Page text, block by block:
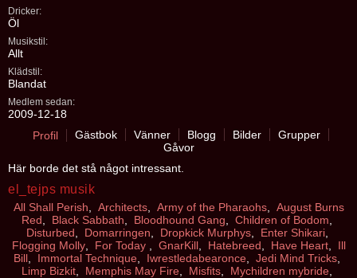
Dricker:
Öl
Musikstil:
Allt
Klädstil:
Blandat
Medlem sedan:
2009-12-18
Profil
Gästbok Vänner Blogg Bilder
Grupper
Gåvor
Här borde det stå något intressant.
el_tejps musik
All Shall Perish Architects, Army of the Pharaohs, August Burns
Red
Black Sabbath Bloodhound Gang Children of Bodom
Disturbed
Domarringen Dropkick Murphys, Enter Shikari,
Flogging Molly, For Today GnarKill, Hatebreed Have Heart, Ill
Bill
Immortal Technique Iwrestledabearonce Jedi Mind Tricks
Limp Bizkit
Memphis May Fire Misfits Mychildren mybride